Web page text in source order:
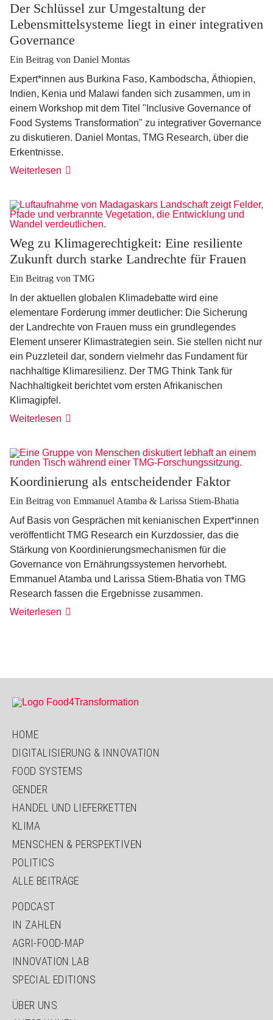
Der Schlüssel zur Umgestaltung der
Lebensmittelsysteme liegt in einer integrativen
Governance
Ein Beitrag von Daniel Montas
Expert*innen aus Burkina Faso, Kambodscha, Äthiopien,
Indien, Kenia und Malawi fanden sich zusammen, um in
einem Workshop mit dem Titel "Inclusive Governance of
Food Systems Transformation" zu integrativer Governance
zu diskutieren. Daniel Montas, TMG Research, über die
Erkentnisse.
Weiterlesen
Weg zu Klimagerechtigkeit: Eine resiliente
Zukunft durch starke Landrechte für Frauen
Ein Beitrag von TMG
In der aktuellen globalen Klimadebatte wird eine
elementare Forderung immer deutlicher: Die Sicherung
der Landrechte von Frauen muss ein grundlegendes
Element unserer Klimastrategien sein. Sie stellen nicht nur
ein Puzzleteil dar, sondern vielmehr das Fundament für
nachhaltige Klimaresilienz. Der TMG Think Tank für
Nachhaltigkeit berichtet vom ersten Afrikanischen
Klimagipfel.
Weiterlesen
Koordinierung als entscheidender Faktor
Ein Beitrag von Emmanuel Atamba & Larissa Stiem-Bhatia
Auf Basis von Gesprächen mit kenianischen Expert*innen
veröffentlicht TMG Research ein Kurzdossier, das die
Stärkung von Koordinierungsmechanismen für die
Governance von Ernährungssystemen hervorhebt.
Emmanuel Atamba und Larissa Stiem-Bhatia von TMG
Research fassen die Ergebnisse zusammen.
Weiterlesen
HOME
DIGITALISIERUNG & INNOVATION
FOOD SYSTEMS
GENDER
HANDEL UND LIEFERKETTEN
KLIMA
MENSCHEN & PERSPEKTIVEN
POLITICS
ALLE BEITRÄGE
PODCAST
IN ZAHLEN
AGRI-FOOD-MAP
INNOVATION LAB
SPECIAL EDITIONS
ÜBER UNS